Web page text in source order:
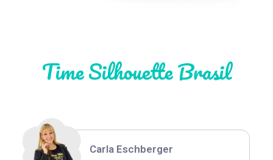
Time Silhouette Brasil
Thiara Ney
Carla Eschberger